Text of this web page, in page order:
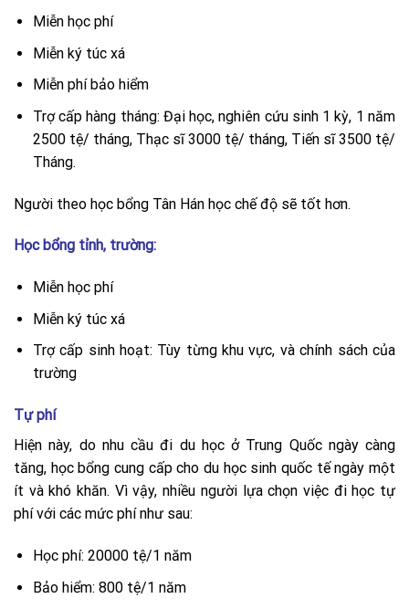
Miễn học phí
Miễn ký túc xá
Miễn phí bảo hiểm
Trợ cấp hàng tháng: Đại học, nghiên cứu sinh 1 kỳ, 1 năm
2500 tệ/ tháng, Thạc sĩ 3000 tệ/ tháng, Tiến sĩ 3500 tệ/
Tháng.
Người theo học bổng Tân Hán học chế độ sẽ tốt hơn.
Học bổng tỉnh, trường:
Miễn học phí
Miễn ký túc xá
Trợ cấp sinh hoạt: Tùy từng khu vực, và chính sách của
trường
Tự phí
Hiện này, do nhu cầu đi du học ở Trung Quốc ngày càng
tăng, học bổng cung cấp cho du học sinh quốc tế ngày một
ít và khó khăn. Vì vậy, nhiều người lựa chọn việc đi học tự
phí với các mức phí như sau:
Học phí: 20000 tệ/1 năm
Bảo hiểm: 800 tệ/1 năm